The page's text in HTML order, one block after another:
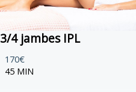
3/4 jambes IPL
170€
45 MIN